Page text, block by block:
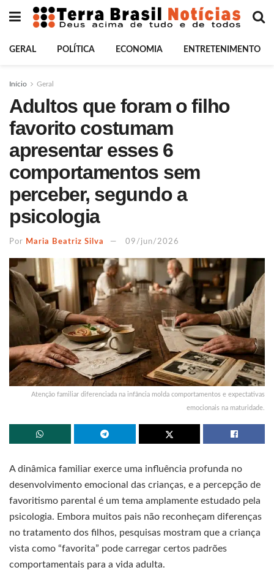
GERAL POLÍTICA ECONOMIA ENTRETENIMENTO
Início Geral
Adultos que foram o filho
favorito costumam
apresentar esses 6
comportamentos sem
perceber, segundo a
psicologia
Por Maria Beatriz Silva 09/jun/2026
Atenção familiar diferenciada na infância molda comportamentos e expectativas
emocionais na maturidade.
A dinâmica familiar exerce uma influência profunda no
desenvolvimento emocional das crianças, e a percepção de
favoritismo parental é um tema amplamente estudado pela
psicologia. Embora muitos pais não reconheçam diferenças
no tratamento dos filhos, pesquisas mostram que a criança
vista como “favorita” pode carregar certos padrões
comportamentais para a vida adulta.